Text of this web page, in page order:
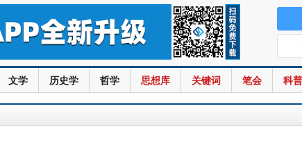
文学 历史学 哲学 思想库 关键词 笔会 科普